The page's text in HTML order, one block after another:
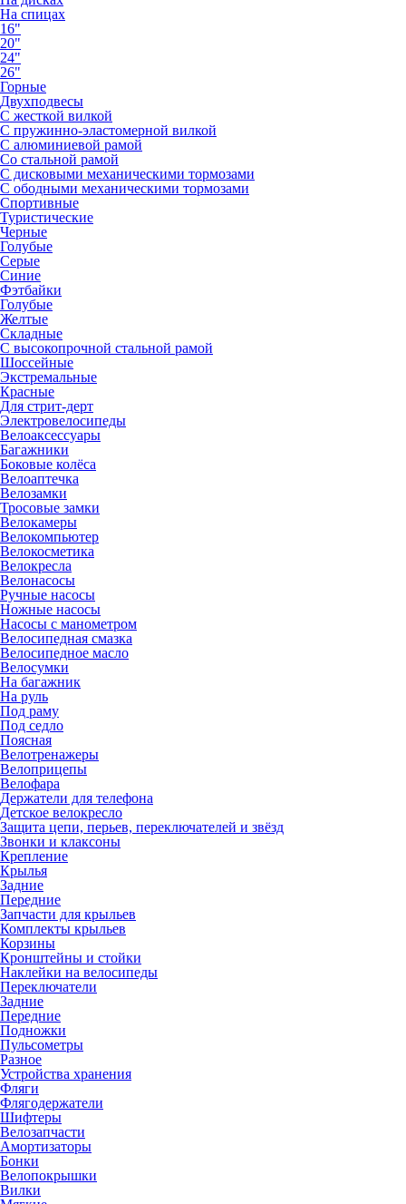
На спицах
16"
20"
24"
26"
Горные
Двухподвесы
С жесткой вилкой
С пружинно-эластомерной вилкой
С алюминиевой рамой
Со стальной рамой
С дисковыми механическими тормозами
С ободными механическими тормозами
Спортивные
Туристические
Черные
Голубые
Серые
Синие
Фэтбайки
Голубые
Желтые
Складные
С высокопрочной стальной рамой
Шоссейные
Экстремальные
Красные
Для стрит-дерт
Электровелосипеды
Велоаксессуары
Багажники
Боковые колёса
Велоаптечка
Велозамки
Тросовые замки
Велокамеры
Велокомпьютер
Велокосметика
Велокресла
Велонасосы
Ручные насосы
Ножные насосы
Насосы с манометром
Велосипедная смазка
Велосипедное масло
Велосумки
На багажник
На руль
Под раму
Под седло
Поясная
Велотренажеры
Велоприцепы
Велофара
Держатели для телефона
Детское велокресло
Защита цепи, перьев, переключателей и звёзд
Звонки и клаксоны
Крепление
Крылья
Задние
Передние
Запчасти для крыльев
Комплекты крыльев
Корзины
Кронштейны и стойки
Наклейки на велосипеды
Переключатели
Задние
Передние
Подножки
Пульсометры
Разное
Устройства хранения
Фляги
Флягодержатели
Шифтеры
Велозапчасти
Амортизаторы
Бонки
Велопокрышки
Вилки